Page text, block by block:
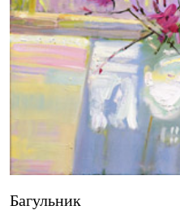
Багульник